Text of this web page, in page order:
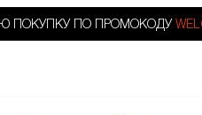
ПОКУПКУ ПО ПРОМОКОДУ